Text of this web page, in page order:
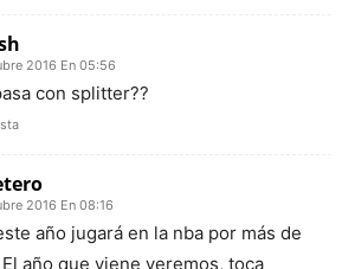
2016 En 05:56
con splitter??
2016 En 08:16
año jugará en la nba por más de
año que viene veremos, toca